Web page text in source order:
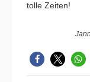
tolle Zeiten!